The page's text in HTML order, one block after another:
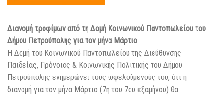
Διανομή τροφίμων από τη Δομή Κοινωνικού Παντοπωλείου του
Δήμου Πετρούπολης για τον μήνα Μάρτιο
Η Δομή του Κοινωνικού Παντοπωλείου της Διεύθυνσης
Παιδείας, Πρόνοιας & Κοινωνικής Πολιτικής του Δήμου
Πετρούπολης ενημερώνει τους ωφελούμενούς του, ότι η
διανομή για τον μήνα Μάρτιο (7η του 7ου εξαμήνου) θα